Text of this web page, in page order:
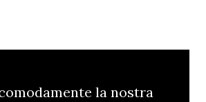
la nostra